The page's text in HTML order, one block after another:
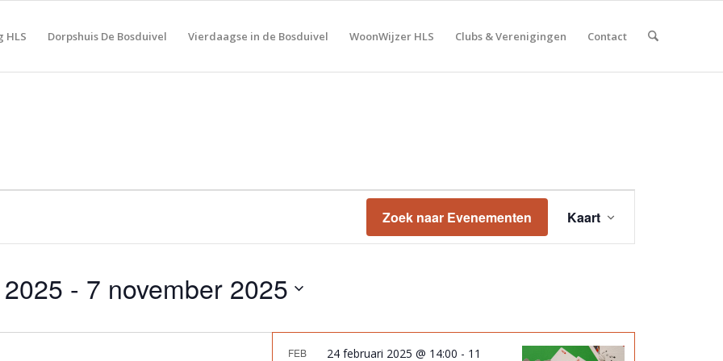
HLS Dorpshuis De Bosduivel Vierdaagse in de Bosduivel WoonWijzer HLS Clubs & Verenigingen Contact
Zoek naar Evenementen
weergaven
Kaart
- 7 november 2025
FEB
24 februari 2025 @ 14:00 - 11